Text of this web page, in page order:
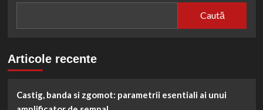
Caută
Articole recente
Castig, banda si zgomot: parametrii esentiali ai unui